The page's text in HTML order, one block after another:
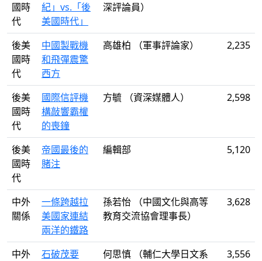
國時
代
紀」vs.「後
美國時代」
深評論員）
後美
國時
代
中國製戰機
和飛彈震驚
西方
高雄柏 （軍事評論家） 2,235
後美
國時
代
國際信評機
構敲響霸權
的喪鐘
方毓 （資深媒體人） 2,598
後美
國時
代
帝國最後的
賭注
編輯部 5,120
中外
關係
一條跨越拉
美國家連結
兩洋的鐵路
孫若怡 （中國文化與高等
教育交流協會理事長）
3,628
中外
石破茂要
何思慎 （輔仁大學日文系
3,556